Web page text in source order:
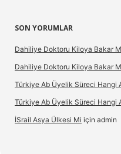
SON YORUMLAR
Dahiliye Doktoru Kiloya Bakar
Dahiliye Doktoru Kiloya Bakar
Türkiye Ab Üyelik Süreci Hangi
Türkiye Ab Üyelik Süreci Hangi
İSrail Asya Ülkesi Mi için admin